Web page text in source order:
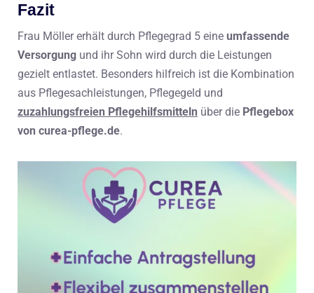
Fazit
Frau Möller erhält durch Pflegegrad 5 eine umfassende
Versorgung und ihr Sohn wird durch die Leistungen
gezielt entlastet. Besonders hilfreich ist die Kombination
aus Pflegesachleistungen, Pflegegeld und
zuzahlungsfreien Pflegehilfsmitteln über die Pflegebox
von curea-pflege.de.